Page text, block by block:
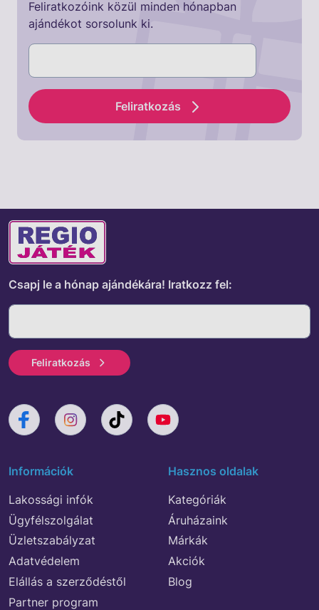
Feliratkozóink közül minden hónapban
ajándékot sorsolunk ki.
Feliratkozás
Csapj le a hónap ajándékára! Iratkozz fel:
Feliratkozás
Információk
Lakossági infók
Ügyfélszolgálat
Üzletszabályzat
Adatvédelem
Elállás a szerződéstől
Partner program
Hasznos oldalak
Kategóriák
Áruházaink
Márkák
Akciók
Blog